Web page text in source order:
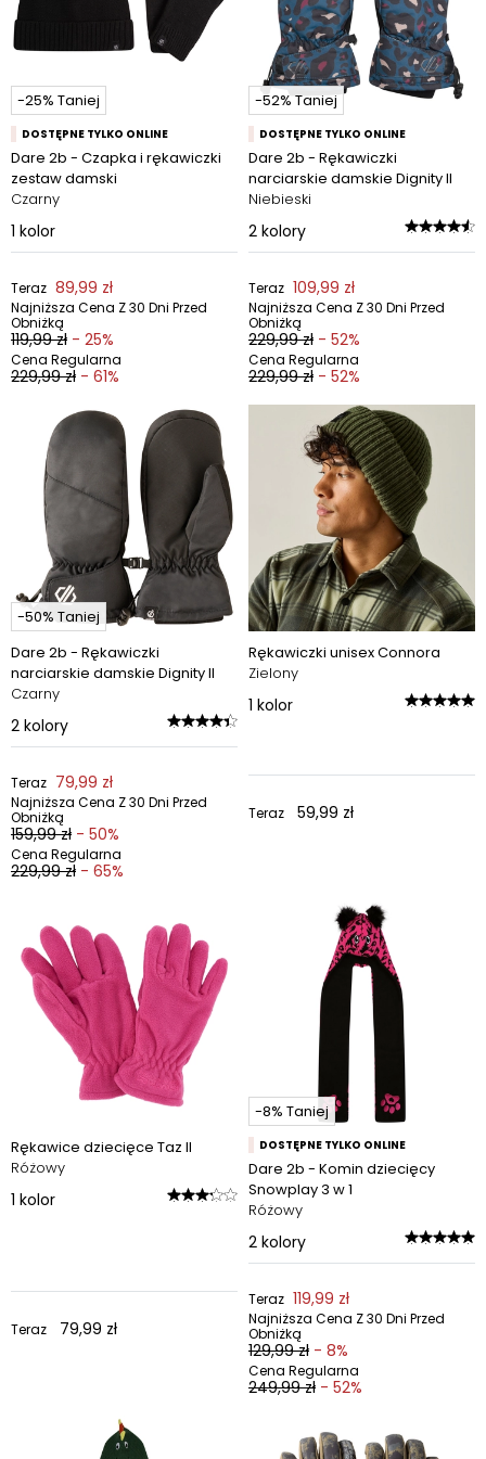
-25% Taniej
DOSTĘPNE TYLKO ONLINE
Dare 2b - Czapka i rękawiczki
zestaw damski
Czarny
1 kolor
Teraz 89,99 zł
Najniższa Cena Z 30 Dni Przed
Obniżką
119,99 zł - 25%
Cena Regularna
229,99 zł - 61%
-52% Taniej
DOSTĘPNE TYLKO ONLINE
Dare 2b - Rękawiczki
narciarskie damskie Dignity II
Niebieski
2 kolory
Teraz 109,99 zł
Najniższa Cena Z 30 Dni Przed
Obniżką
229,99 zł - 52%
Cena Regularna
229,99 zł - 52%
-50% Taniej
Dare 2b - Rękawiczki
narciarskie damskie Dignity II
Czarny
2 kolory
Teraz 79,99 zł
Najniższa Cena Z 30 Dni Przed
Obniżką
159,99 zł - 50%
Cena Regularna
229,99 zł - 65%
Rękawiczki unisex Connora
Zielony
1 kolor
Teraz 59,99 zł
Rękawice dziecięce Taz II
Różowy
1 kolor
Teraz 79,99 zł
-8% Taniej
DOSTĘPNE TYLKO ONLINE
Dare 2b - Komin dziecięcy
Snowplay 3 w 1
Różowy
2 kolory
Teraz 119,99 zł
Najniższa Cena Z 30 Dni Przed
Obniżką
129,99 zł - 8%
Cena Regularna
249,99 zł - 52%